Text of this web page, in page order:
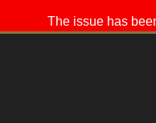
The issue has